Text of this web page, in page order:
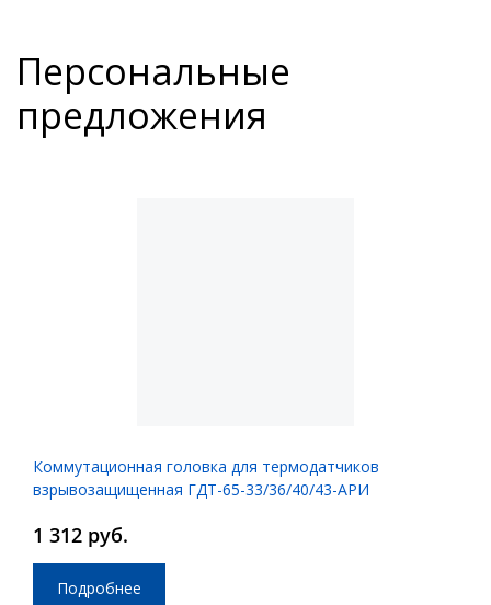
Персональные
предложения
Коммутационная головка для термодатчиков
взрывозащищенная ГДТ-65-33/36/40/43-АРИ
1 312 руб.
Подробнее